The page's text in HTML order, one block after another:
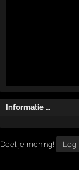
Informatie …
Deel je mening! Log